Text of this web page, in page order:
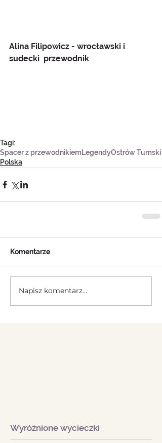
Alina Filipowicz - wrocławski i
sudecki  przewodnik
Tagi:
Spacer z przewodnikiem LegendyOstrów Tumski
Polska
Komentarze
Napisz komentarz...
Wyróżnione wycieczki